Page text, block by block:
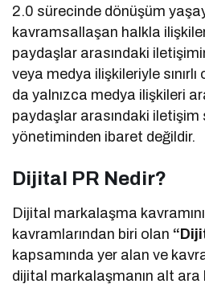
2.0 sürecinde dönüşüm
kavramsallaşan halkla
paydaşlar arasındaki
veya medya ilişkileriyle
da yalnızca medya ilişkileri
paydaşlar arasındaki iletişim
yönetiminden ibaret değildir.
Dijital PR Nedir?
Dijital markalaşma
kavramlarından biri olan
kapsamında yer alan ve
dijital markalaşmanın alt ara